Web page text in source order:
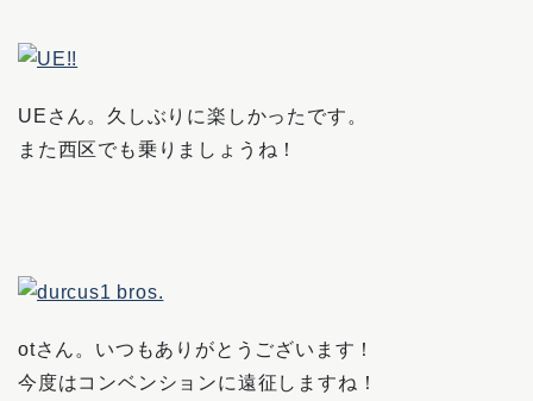
UEさん。久しぶりに楽しかったです。
また西区でも乗りましょうね！
otさん。いつもありがとうございます！
今度はコンベンションに遠征しますね！